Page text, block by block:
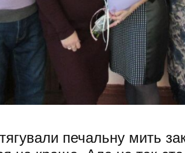
печальну мить